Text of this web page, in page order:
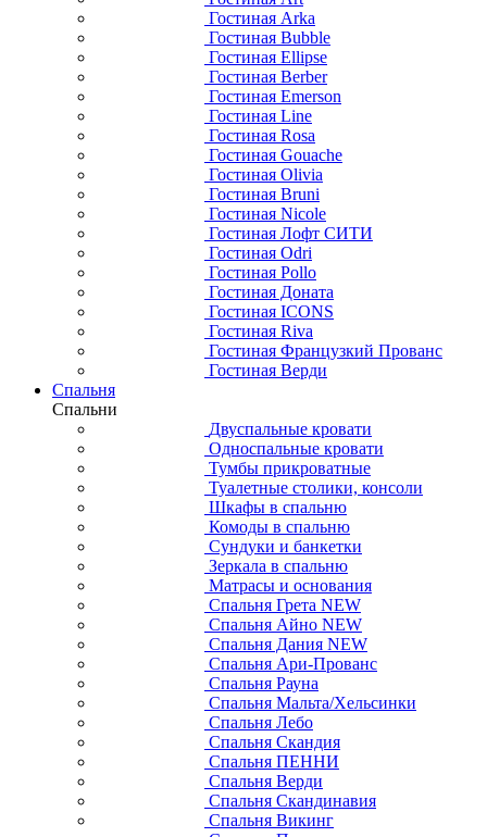
Гостиная Arka
Гостиная Bubble
Гостиная Ellipse
Гостиная Berber
Гостиная Emerson
Гостиная Line
Гостиная Rosa
Гостиная Gouache
Гостиная Olivia
Гостиная Bruni
Гостиная Nicole
Гостиная Лофт СИТИ
Гостиная Odri
Гостиная Pollo
Гостиная Доната
Гостиная ICONS
Гостиная Riva
Гостиная Французкий Прованс
Гостиная Верди
Спальня
Спальни
Двуспальные кровати
Односпальные кровати
Тумбы прикроватные
Туалетные столики, консоли
Шкафы в спальню
Комоды в спальню
Сундуки и банкетки
Зеркала в спальню
Матрасы и основания
Спальня Грета NEW
Спальня Айно NEW
Спальня Дания NEW
Спальня Ари-Прованс
Спальня Рауна
Спальня Мальта/Хельсинки
Спальня Лебо
Спальня Скандия
Спальня ПЕННИ
Спальня Верди
Спальня Скандинавия
Спальня Викинг